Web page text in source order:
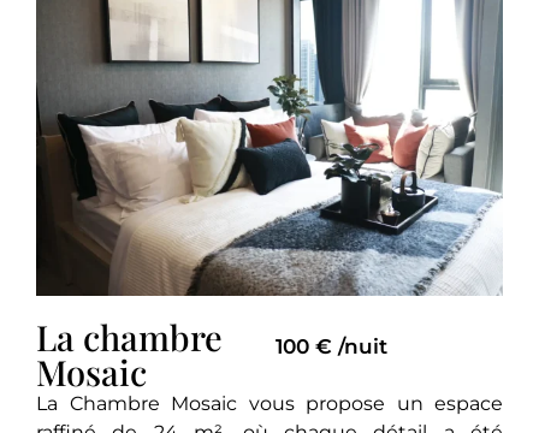
La chambre
Mosaic
100 € /nuit
La Chambre Mosaic vous propose un espace